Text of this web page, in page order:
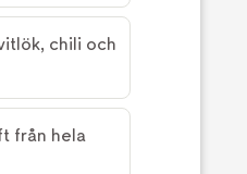
chili och
från hela